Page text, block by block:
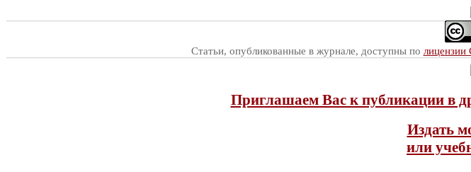
Статьи, опубликованные в журнале, доступны по
Приглашаем Вас к публикации в
Издать
или